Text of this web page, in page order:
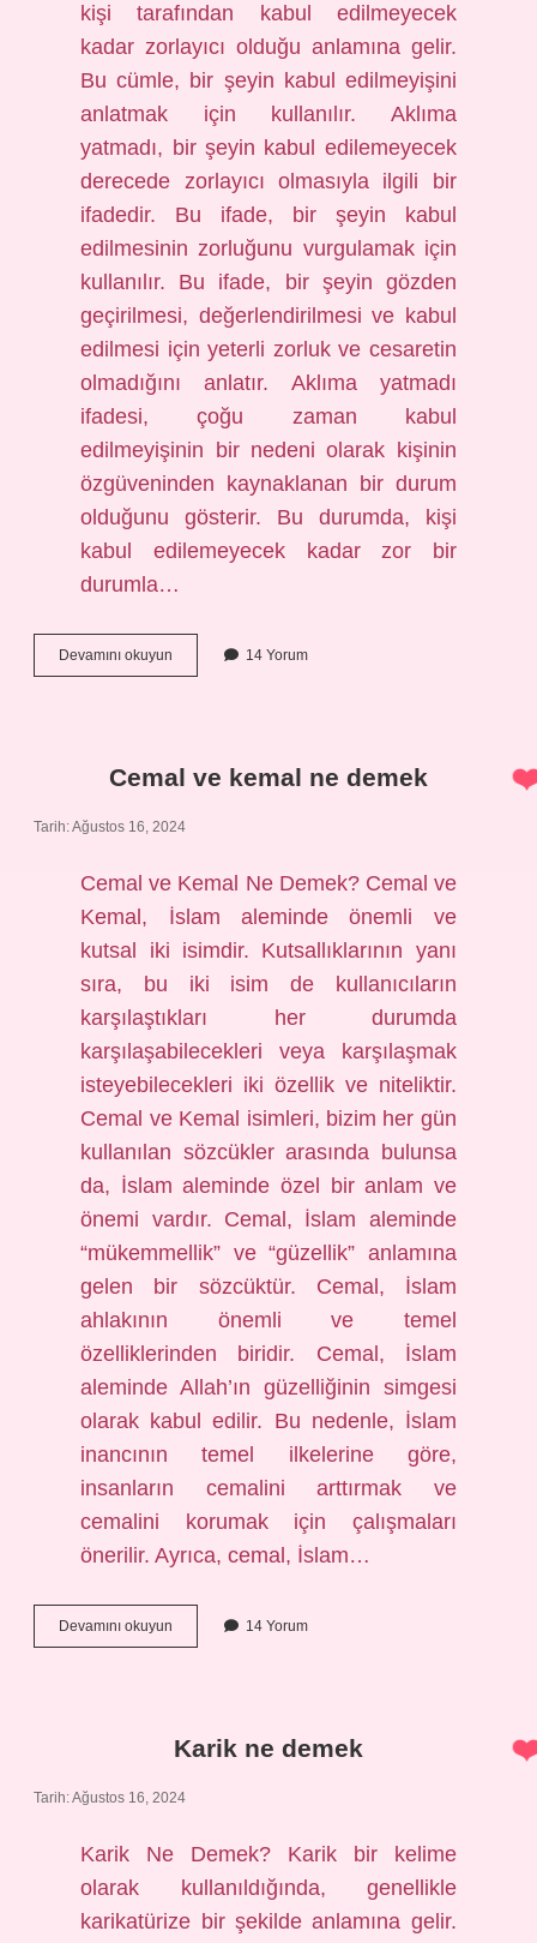
kişi tarafından kabul edilmeyecek
kadar zorlayıcı olduğu anlamına gelir.
Bu cümle, bir şeyin kabul edilmeyişini
anlatmak için kullanılır. Aklıma
yatmadı, bir şeyin kabul edilemeyecek
derecede zorlayıcı olmasıyla ilgili bir
ifadedir. Bu ifade, bir şeyin kabul
edilmesinin zorluğunu vurgulamak için
kullanılır. Bu ifade, bir şeyin gözden
geçirilmesi, değerlendirilmesi ve kabul
edilmesi için yeterli zorluk ve cesaretin
olmadığını anlatır. Aklıma yatmadı
ifadesi, çoğu zaman kabul
edilmeyişinin bir nedeni olarak kişinin
özgüveninden kaynaklanan bir durum
olduğunu gösterir. Bu durumda, kişi
kabul edilemeyecek kadar zor bir
durumla…
Devamını okuyun
yatmadı
14 Yorum
Cemal ve kemal ne demek
Tarih: Ağustos 16, 2024
Cemal ve Kemal Ne Demek? Cemal ve
Kemal, İslam aleminde önemli ve
kutsal iki isimdir. Kutsallıklarının yanı
sıra, bu iki isim de kullanıcıların
karşılaştıkları her durumda
karşılaşabilecekleri veya karşılaşmak
isteyebilecekleri iki özellik ve niteliktir.
Cemal ve Kemal isimleri, bizim her gün
kullanılan sözcükler arasında bulunsa
da, İslam aleminde özel bir anlam ve
önemi vardır. Cemal, İslam aleminde
“mükemmellik” ve “güzellik” anlamına
gelen bir sözcüktür. Cemal, İslam
ahlakının önemli ve temel
özelliklerinden biridir. Cemal, İslam
aleminde Allah’ın güzelliğinin simgesi
olarak kabul edilir. Bu nedenle, İslam
inancının temel ilkelerine göre,
insanların cemalini arttırmak ve
cemalini korumak için çalışmaları
önerilir. Ayrıca, cemal, İslam…
Devamını okuyun
ve
14 Yorum
Karik ne demek
Tarih: Ağustos 16, 2024
Karik Ne Demek? Karik bir kelime
olarak kullanıldığında, genellikle
karikatürize bir şekilde anlamına gelir.